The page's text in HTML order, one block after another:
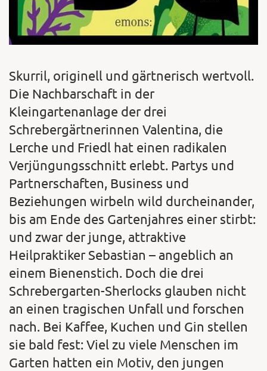
Skurril, originell und gärtnerisch wertvoll.
Die Nachbarschaft in der
Kleingartenanlage der drei
Schrebergärtnerinnen Valentina, die
Lerche und Friedl hat einen radikalen
Verjüngungsschnitt erlebt. Partys und
Partnerschaften, Business und
Beziehungen wirbeln wild durcheinander,
bis am Ende des Gartenjahres einer stirbt:
und zwar der junge, attraktive
Heilpraktiker Sebastian – angeblich an
einem Bienenstich. Doch die drei
Schrebergarten-Sherlocks glauben nicht
an einen tragischen Unfall und forschen
nach. Bei Kaffee, Kuchen und Gin stellen
sie bald fest: Viel zu viele Menschen im
Garten hatten ein Motiv, den jungen